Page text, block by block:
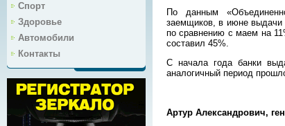
Спорт
Здоровье
Автомобили
Контакты
По данным
заемщиков, в июне выдачи
по сравнению с маем на
составил 45%.
С начала года банки
аналогичный период
Артур Александрович,